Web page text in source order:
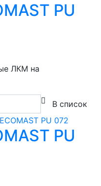
PU
ЛКМ на
В список
PU